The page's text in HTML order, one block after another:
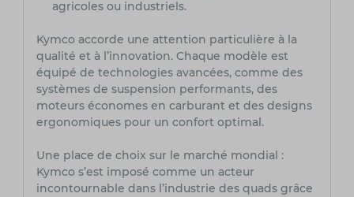
agricoles ou industriels.
Kymco accorde une attention particulière à la
qualité et à l’innovation. Chaque modèle est
équipé de technologies avancées, comme des
systèmes de suspension performants, des
moteurs économes en carburant et des designs
ergonomiques pour un confort optimal.
Une place de choix sur le marché mondial :
Kymco s’est imposé comme un acteur
incontournable dans l’industrie des quads grâce